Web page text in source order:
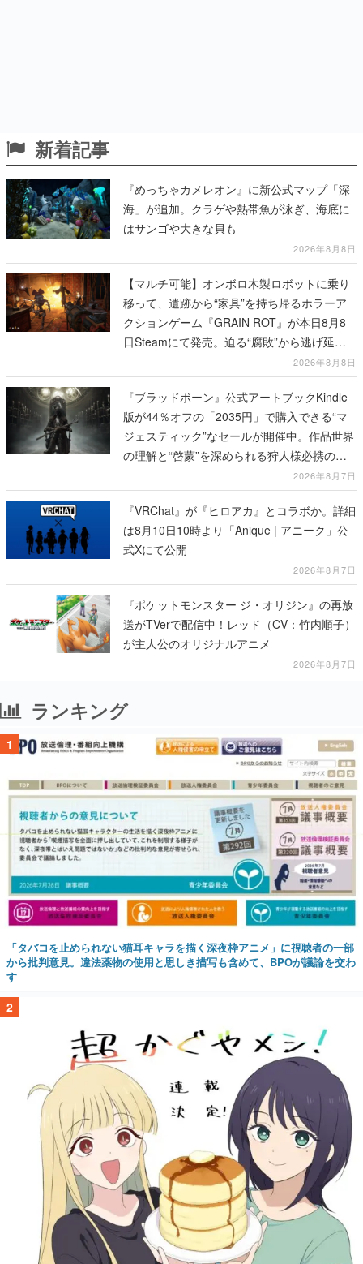
新着記事
『めっちゃカメレオン』に新公式マップ「深
海」が追加。クラゲや熱帯魚が泳ぎ、海底に
はサンゴや大きな貝も
2026年8月8日
【マルチ可能】オンボロ木製ロボットに乗り
移って、遺跡から“家具”を持ち帰るホラーア
クションゲーム『GRAIN ROT』が本日8月8
日Steamにて発売。迫る“腐敗”から逃げ延
2026年8月8日
『ブラッドボーン』公式アートブックKindle
版が44％オフの「2035円」で購入できる“マ
ジェスティック”なセールが開催中。作品世界
の理解と“啓蒙”を深められる狩人様必携の一
2026年8月7日
『VRChat』が『ヒロアカ』とコラボか。詳細
は8月10日10時より「Anique | アニーク」公
式Xにて公開
2026年8月7日
『ポケットモンスター ジ・オリジン』の再放
送がTVerで配信中！レッド（CV：竹内順子）
が主人公のオリジナルアニメ
2026年8月7日
ランキング
1
「タバコを止められない猫耳キャラを描く深夜枠アニメ」に視聴者の一部
から批判意見。違法薬物の使用と思しき描写も含めて、BPOが議論を交わ
す
2